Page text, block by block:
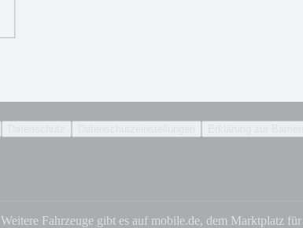
Weitere Fahrzeuge gibt es auf mobile.de, dem Marktplatz für